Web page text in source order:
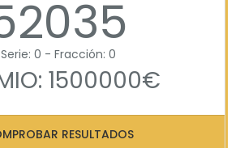
Serie: 0 - Fracción: 0
1500000€
RESULTADOS